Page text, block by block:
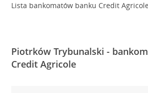
Lista bankomatów banku Credit Agricole
Piotrków Trybunalski -
Credit Agricole